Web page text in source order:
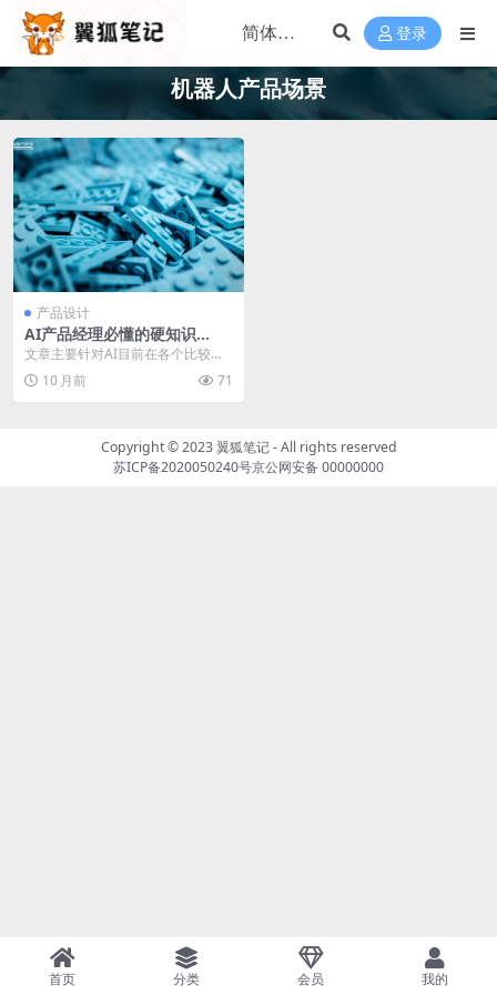
登录
机器人产品场景
产品设计
AI产品经理必懂的硬知识
（一）：应用领域篇
文章主要针对AI目前在各个比较热
门领域的应用现状展开了梳理与分
析，包含：计算机视...
10 月前 71
Copyright © 2023翼狐笔记- All rights reserved
苏ICP备2020050240号京公网安备 00000000
首页 分类 会员 我的